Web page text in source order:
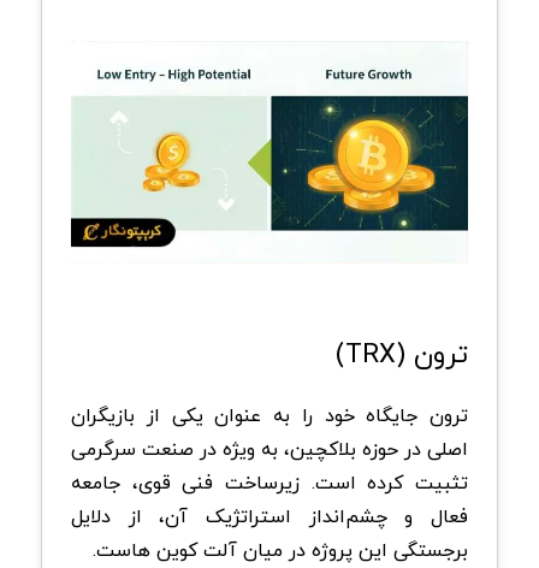
ترون (TRX)
ترون جایگاه خود را به عنوان یکی از بازیگران
اصلی در حوزه بلاکچین، به‌ ویژه در صنعت سرگرمی
تثبیت کرده است. زیرساخت فنی قوی، جامعه
فعال و چشم‌انداز استراتژیک آن، از دلایل
برجستگی این پروژه در میان آلت کوین هاست.